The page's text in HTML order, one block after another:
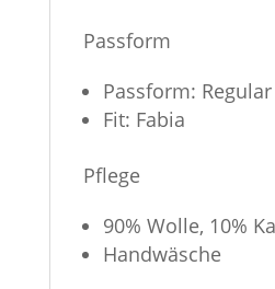
Passform
Passform:
Fit: Fabia
Pflege
90% Wolle, 10%
Handwäsche